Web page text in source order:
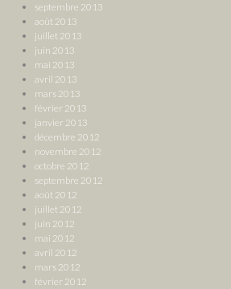
septembre 2013
août 2013
juillet 2013
juin 2013
mai 2013
avril 2013
mars 2013
février 2013
janvier 2013
décembre 2012
novembre 2012
octobre 2012
septembre 2012
août 2012
juillet 2012
juin 2012
mai 2012
avril 2012
mars 2012
février 2012